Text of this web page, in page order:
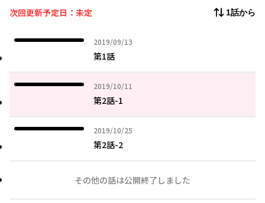
次回更新予定日：未定 1話から
2019/09/13
2019年09月13日
第1話
2019/10/11
2019年10月11日
第2話-1
2019/10/25
2019年10月25日
第2話-2
その他の話は公開終了しました